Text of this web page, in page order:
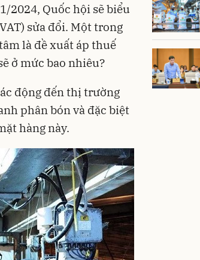
2024, Quốc hội sẽ biểu
sửa đổi. Một trong
là đề xuất áp thuế
ở mức bao nhiêu?
động đến thị trường
phân bón và đặc biệt
hàng này.